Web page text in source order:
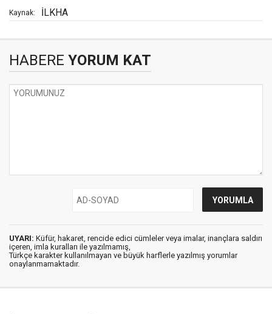
Kaynak: İLKHA
HABERE YORUM KAT
UYARI: Küfür, hakaret, rencide edici cümleler veya imalar, inançlara saldırı
içeren, imla kuralları ile yazılmamış,
Türkçe karakter kullanılmayan ve büyük harflerle yazılmış yorumlar
onaylanmamaktadır.